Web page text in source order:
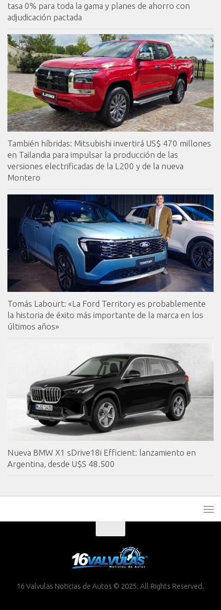
tasa 0% para toda la gama y planes de ahorro con
adjudicación pactada
También híbridas: Mitsubishi invertirá US$ 470 millones
en Tailandia para impulsar la producción de las
versiones electrificadas de la L200 y de la nueva
Montero
Tomás Labourt: «La Ford Territory es probablemente
la historia de éxito más importante de la marca en los
últimos años»
Nueva BMW X1 sDrive18i Efficient: lanzamiento en
Argentina, desde U$S 48.500
16 Valvulas Noticias de Autos © 2025. All Rights Reserved.